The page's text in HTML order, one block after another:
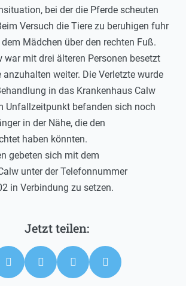
bei der die Pferde scheuten
Versuch die Tiere zu beruhigen fuhr
Mädchen über den rechten Fuß.
war mit drei älteren Personen besetzt
weiter. Die Verletzte wurde
in das Krankenhaus Calw
Unfallzeitpunkt befanden sich noch
in der Nähe, die den
haben könnten.
gebeten sich mit dem
unter der Telefonnummer
in Verbindung zu setzen.